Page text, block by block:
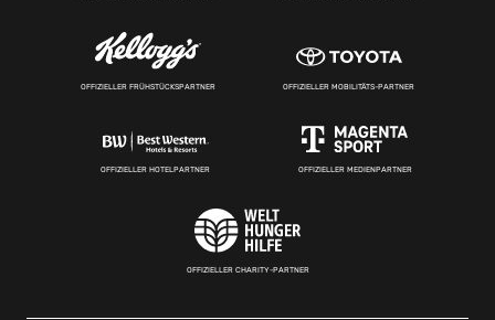
OFFIZIELLER FRÜHSTÜCKSPARTNER OFFIZIELLER MOBILITÄTS-PARTNER
OFFIZIELLER HOTELPARTNER OFFIZIELLER MEDIENPARTNER
OFFIZIELLER CHARITY-PARTNER